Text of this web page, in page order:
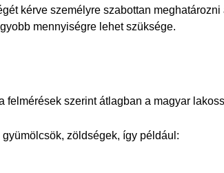
kérve személyre szabottan
mennyiségre lehet szüksége.
szerint átlagban a magyar
zöldségek, így például: